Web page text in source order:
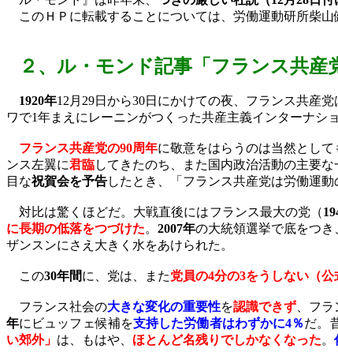
このＨＰに転載することについては、労働運動研所柴山
２、 ル・モンド記事「フランス共産
1920年12 月 29日から30日にかけての夜、フランス共産
ワで1年まえにレーニンがつくった共産主義インターナシ
フランス共産党の90周年に敬意をはらうのは当然とし
ンス左翼に君臨してきたのち、また国内政治活動の主要
目な祝賀会を予告したとき、「フランス共産党は労働運
対比は驚くほどだ。大戦直後にはフランス最大の党（
に長期の低落をつづけた。 2007年の大統領選挙で底をつき
ザンスンにさえ大きく水をあけられた。
この30年間に、党は、また党員の4分の3をうしない（公
フランス社会の大きな変化の重要性を認識できず 、フ
年にビュッフェ候補を支持した労働者はわずかに4％だ。
い郊外」 は、もはや、 ほとんど名残りでしかなくなった。